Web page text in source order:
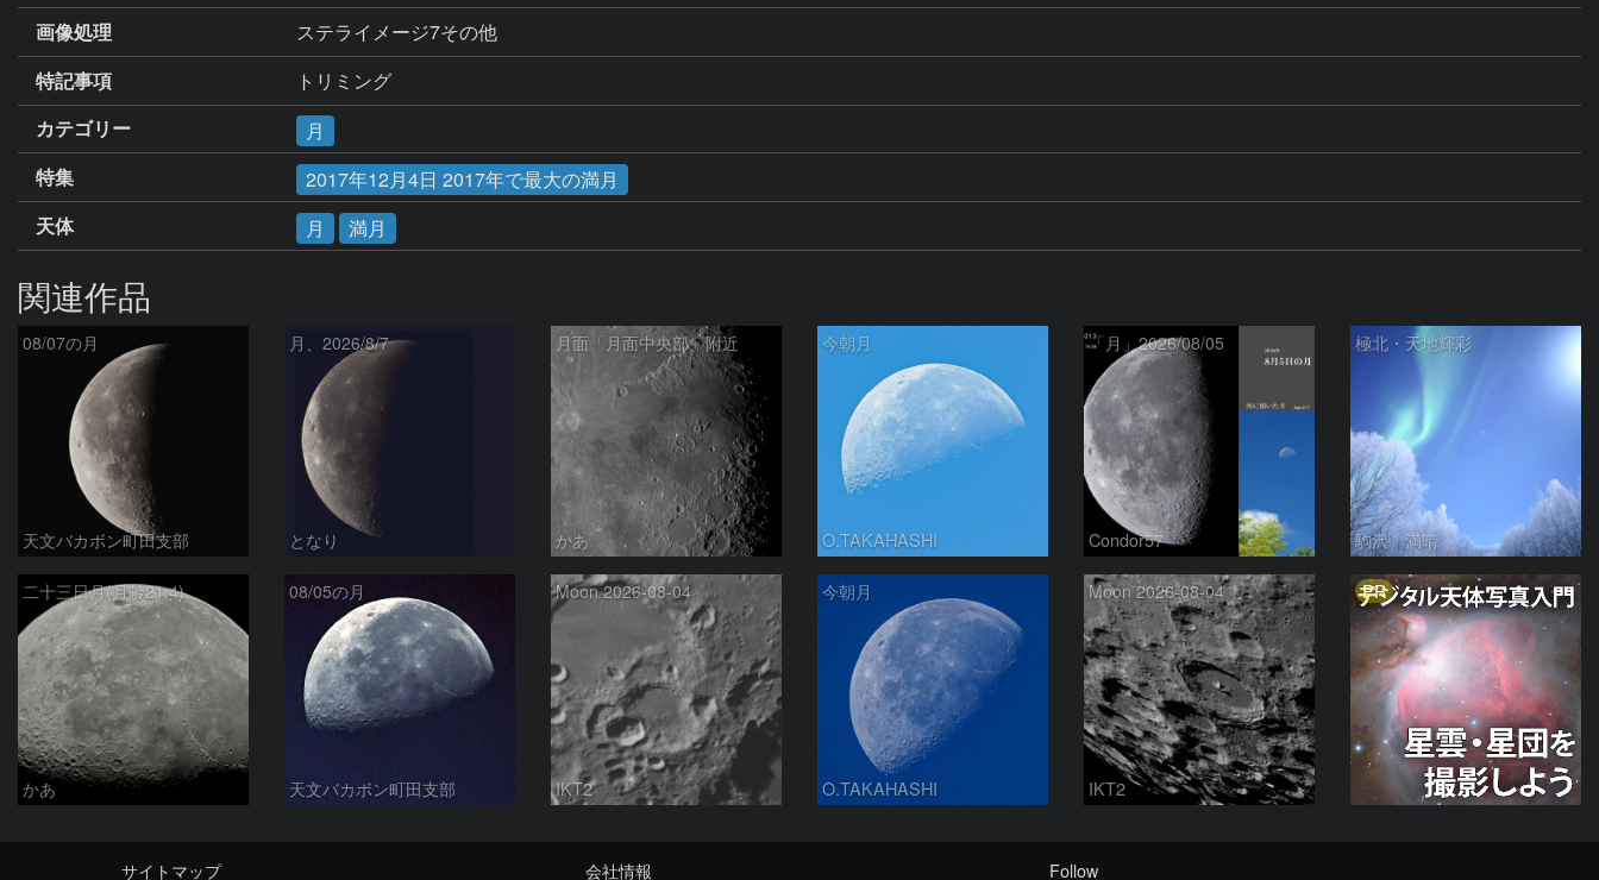
画像処理
ステライメージ7その他
特記事項
トリミング
カテゴリー
月
特集
2017年12月4日 2017年で最大の満月
天体
月 満月
関連作品
08/07の月
天文バカボン町田支部
月、2026/8/7
となり
月面「月面中央部」附近
かあ
今朝月
O.TAKAHASHI
「月」2026/08/05
Condor57
極北・天地輝彩
駒沢 満晴
二十三日月(月齢21.4)
かあ
08/05の月
天文バカボン町田支部
Moon 2026-08-04
IKT2
今朝月
O.TAKAHASHI
Moon 2026-08-04
IKT2
PR
サイトマップ 会社情報 Follow